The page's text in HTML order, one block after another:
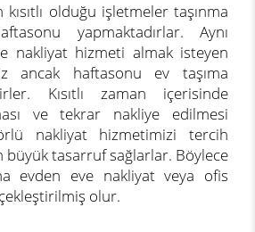
olduğu işletmeler taşınma
yapmaktadırlar. Aynı
nakliyat hizmeti almak isteyen
ancak haftasonu ev taşıma
Kısıtlı zaman içerisinde
ve tekrar nakliye edilmesi
nakliyat hizmetimizi tercih
büyük tasarruf sağlarlar. Böylece
evden eve nakliyat veya ofis
olur.